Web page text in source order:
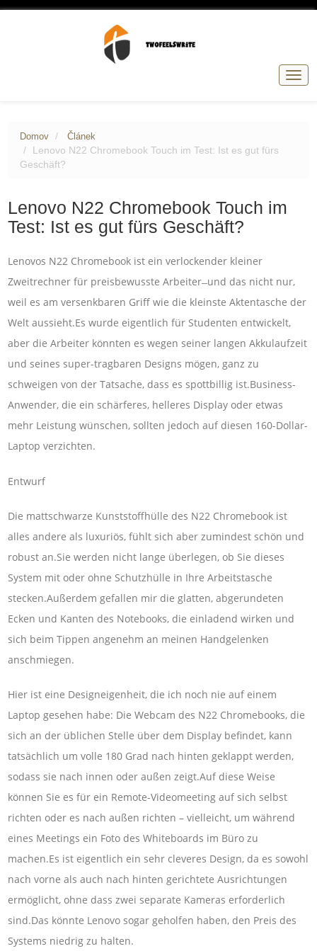
Domov Článek
Lenovo N22 Chromebook Touch im Test: Ist es gut fürs
Geschäft?
Lenovo N22 Chromebook Touch im
Test: Ist es gut fürs Geschäft?
Lenovos N22 Chromebook ist ein verlockender kleiner
Zweitrechner für preisbewusste Arbeiter ̶ und das nicht nur,
weil es am versenkbaren Griff wie die kleinste Aktentasche der
Welt aussieht.Es wurde eigentlich für Studenten entwickelt,
aber die Arbeiter könnten es wegen seiner langen Akkulaufzeit
und seines super-tragbaren Designs mögen, ganz zu
schweigen von der Tatsache, dass es spottbillig ist.Business-
Anwender, die ein schärferes, helleres Display oder etwas
mehr Leistung wünschen, sollten jedoch auf diesen 160-Dollar-
Laptop verzichten.
Entwurf
Die mattschwarze Kunststoffhülle des N22 Chromebook ist
alles andere als luxuriös, fühlt sich aber zumindest schön und
robust an.Sie werden nicht lange überlegen, ob Sie dieses
System mit oder ohne Schutzhülle in Ihre Arbeitstasche
stecken.Außerdem gefallen mir die glatten, abgerundeten
Ecken und Kanten des Notebooks, die einladend wirken und
sich beim Tippen angenehm an meinen Handgelenken
anschmiegen.
Hier ist eine Designeigenheit, die ich noch nie auf einem
Laptop gesehen habe: Die Webcam des N22 Chromebooks, die
sich an der üblichen Stelle über dem Display befindet, kann
tatsächlich um volle 180 Grad nach hinten geklappt werden,
sodass sie nach innen oder außen zeigt.Auf diese Weise
können Sie es für ein Remote-Videomeeting auf sich selbst
richten oder es nach außen richten – vielleicht, um während
eines Meetings ein Foto des Whiteboards im Büro zu
machen.Es ist eigentlich ein sehr cleveres Design, da es sowohl
nach vorne als auch nach hinten gerichtete Ausrichtungen
ermöglicht, ohne dass zwei separate Kameras erforderlich
sind.Das könnte Lenovo sogar geholfen haben, den Preis des
Systems niedrig zu halten.